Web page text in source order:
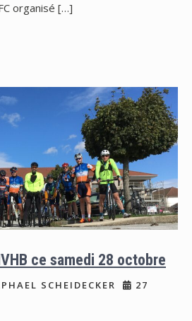
organisé […]
ce samedi 28 octobre
SCHEIDECKER
27